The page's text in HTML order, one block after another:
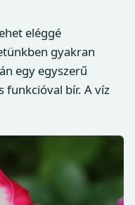
eléggé
gyakran
egy egyszerű
funkcióval bír. A víz